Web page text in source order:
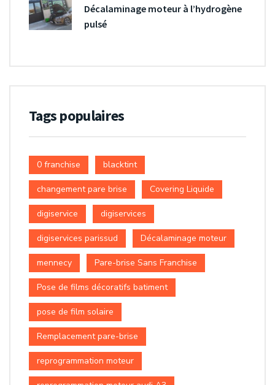
Décalaminage moteur à l’hydrogène
pulsé
Tags populaires
0 franchise blacktint
changement pare brise Covering Liquide
digiservice digiservices
digiservices parissud Décalaminage moteur
mennecy Pare-brise Sans Franchise
Pose de films décoratifs batiment
pose de film solaire
Remplacement pare-brise
reprogrammation moteur